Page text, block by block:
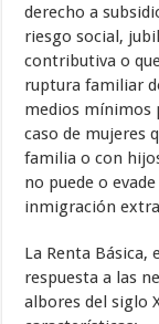
derecho a
riesgo social,
contributiva o
ruptura familiar
medios mínimos
caso de mujeres
familia o con
no puede o
inmigración
La Renta Básica,
respuesta a las
albores del siglo